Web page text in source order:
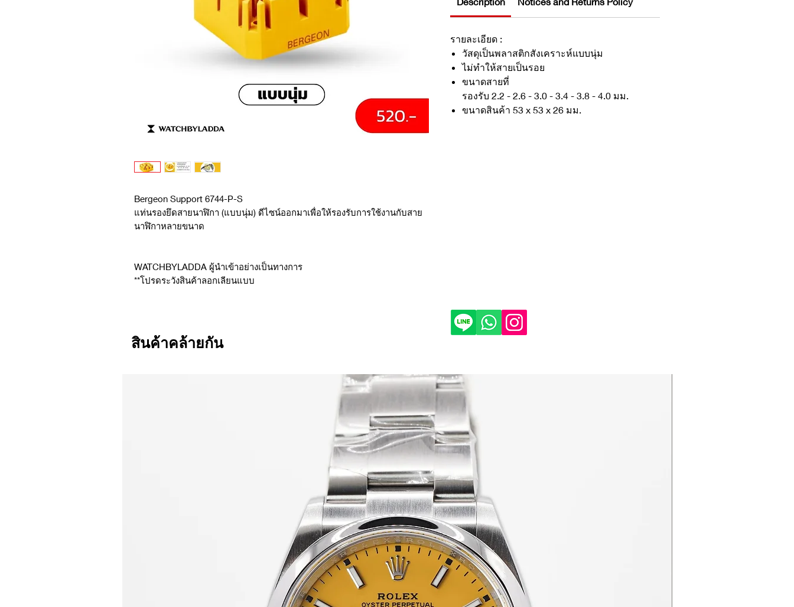
Bergeon Support 6744-P-S
แท่นรองยึดสายนาฬิกา (แบบนุ่ม) ดีไซน์ออกมาเพื่อให้รองรับการใช้งานกับสาย
นาฬิกาหลายขนาด
WATCHBYLADDA ผู้นำเข้าอย่างเป็นทางการ
**โปรดระวังสินค้าลอกเลียนแบบ
รายละเอียด :
วัสดุเป็นพลาสติกสังเคราะห์แบบนุ่ม
ไม่ทำให้สายเป็นรอย
ขนาดสายที่
รองรับ 2.2 - 2.6 - 3.0 - 3.4 - 3.8 - 4.0 มม.
ขนาดสินค้า 53 x 53 x 26 มม.
สินค้าคล้ายกัน